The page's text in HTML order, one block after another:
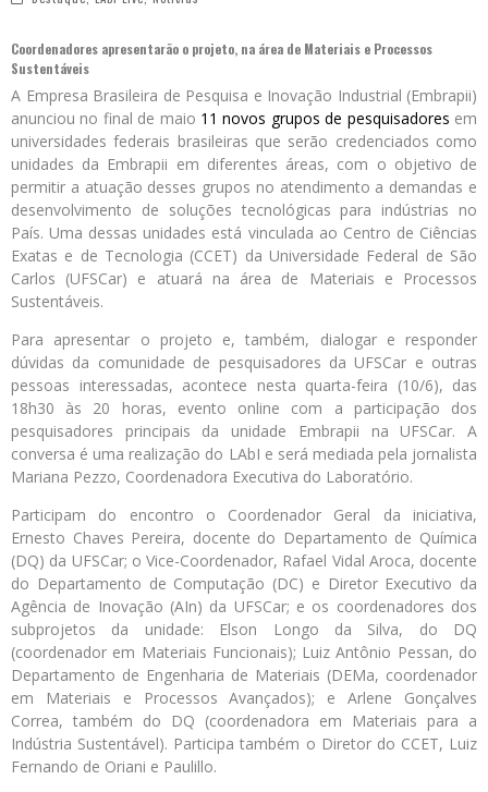
Coordenadores apresentarão o projeto, na área de Materiais e Processos
Sustentáveis
A Empresa Brasileira de Pesquisa e Inovação Industrial (Embrapii)
anunciou no final de maio 11 novos grupos de pesquisadores em
universidades federais brasileiras que serão credenciados como
unidades da Embrapii em diferentes áreas, com o objetivo de
permitir a atuação desses grupos no atendimento a demandas e
desenvolvimento de soluções tecnológicas para indústrias no
País. Uma dessas unidades está vinculada ao Centro de Ciências
Exatas e de Tecnologia (CCET) da Universidade Federal de São
Carlos (UFSCar) e atuará na área de Materiais e Processos
Sustentáveis.
Para apresentar o projeto e, também, dialogar e responder
dúvidas da comunidade de pesquisadores da UFSCar e outras
pessoas interessadas, acontece nesta quarta-feira (10/6), das
18h30 às 20 horas, evento online com a participação dos
pesquisadores principais da unidade Embrapii na UFSCar. A
conversa é uma realização do LAbI e será mediada pela jornalista
Mariana Pezzo, Coordenadora Executiva do Laboratório.
Participam do encontro o Coordenador Geral da iniciativa,
Ernesto Chaves Pereira, docente do Departamento de Química
(DQ) da UFSCar; o Vice-Coordenador, Rafael Vidal Aroca, docente
do Departamento de Computação (DC) e Diretor Executivo da
Agência de Inovação (AIn) da UFSCar; e os coordenadores dos
subprojetos da unidade: Elson Longo da Silva, do DQ
(coordenador em Materiais Funcionais); Luiz Antônio Pessan, do
Departamento de Engenharia de Materiais (DEMa, coordenador
em Materiais e Processos Avançados); e Arlene Gonçalves
Correa, também do DQ (coordenadora em Materiais para a
Indústria Sustentável). Participa também o Diretor do CCET, Luiz
Fernando de Oriani e Paulillo.